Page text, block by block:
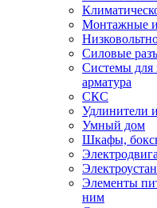
Монтажные
Силовые
Системы для
арматура
СКС
Удлинители
Умный дом
Шкафы,
Элементы
ним